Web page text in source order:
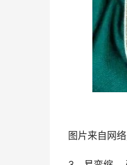
图片来自网